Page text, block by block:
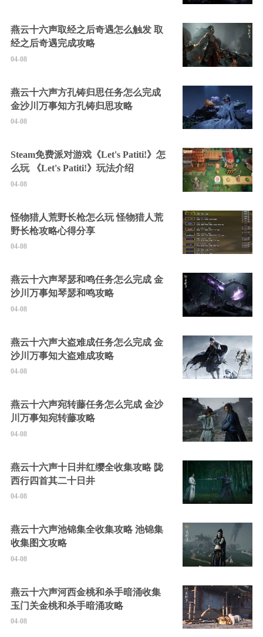
燕云十六声取经之后奇遇怎么触发 取
经之后奇遇完成攻略
04-08
燕云十六声方孔铸归思任务怎么完成
金沙川万事知方孔铸归思攻略
04-08
Steam免费派对游戏《Let's Patiti!》怎
么玩 《Let's Patiti!》玩法介绍
04-08
怪物猎人荒野长枪怎么玩 怪物猎人荒
野长枪攻略心得分享
04-08
燕云十六声琴瑟和鸣任务怎么完成 金
沙川万事知琴瑟和鸣攻略
04-08
燕云十六声大盗难成任务怎么完成 金
沙川万事知大盗难成攻略
04-08
燕云十六声宛转藤任务怎么完成 金沙
川万事知宛转藤攻略
04-08
燕云十六声十日井红缨全收集攻略 陇
西行四首其二十日井
04-08
燕云十六声池锦集全收集攻略 池锦集
收集图文攻略
04-08
燕云十六声河西金桃和杀手暗涌收集
玉门关金桃和杀手暗涌攻略
04-08